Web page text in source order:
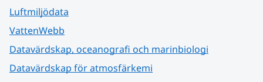
Luftmiljödata
VattenWebb
Datavärdskap, oceanografi och marinbiologi
Datavärdskap för atmosfärkemi